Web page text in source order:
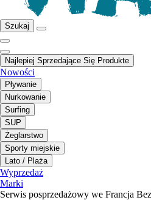
Szukaj
Najlepiej Sprzedające Się Produkte
Nowości
Pływanie
Nurkowanie
Surfing
SUP
Żeglarstwo
Sporty miejskie
Lato / Plaża
Wyprzedaż
Marki
Serwis posprzedażowy we Francja